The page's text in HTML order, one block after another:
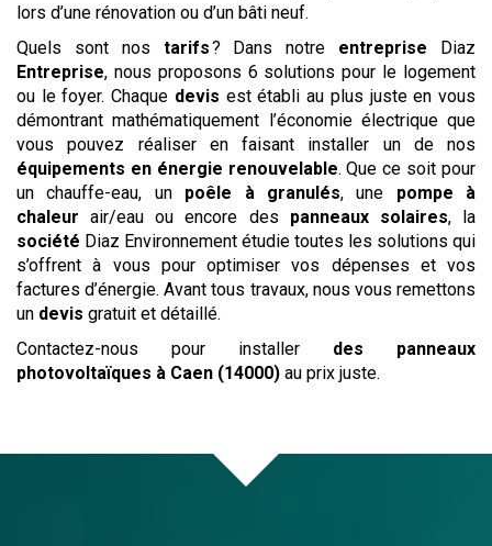
lors d’une rénovation ou d’un bâti neuf.
Quels sont nos tarifs? Dans notre entreprise Diaz
Entreprise, nous proposons 6 solutions pour le logement
ou le foyer. Chaque devis est établi au plus juste en vous
démontrant mathématiquement l’économie électrique que
vous pouvez réaliser en faisant installer un de nos
équipements en énergie renouvelable. Que ce soit pour
un chauffe-eau, un poêle à granulés, une pompe à
chaleur air/eau ou encore des panneaux solaires, la
société Diaz Environnement étudie toutes les solutions qui
s’offrent à vous pour optimiser vos dépenses et vos
factures d’énergie. Avant tous travaux, nous vous remettons
un devis gratuit et détaillé.
Contactez-nous pour installer
des panneaux
photovoltaïques à Caen (14000) au prix juste.